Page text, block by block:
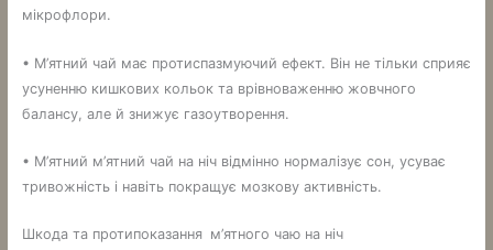
мікрофлори.
• М’ятний чай має протиспазмуючий ефект. Він не тільки сприяє
усуненню кишкових кольок та врівноваженню жовчного
балансу, але й знижує газоутворення.
• М’ятний м’ятний чай на ніч відмінно нормалізує сон, усуває
тривожність і навіть покращує мозкову активність.
Шкода та протипоказання м’ятного чаю на ніч